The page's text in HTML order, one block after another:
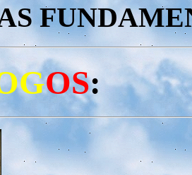
OS: